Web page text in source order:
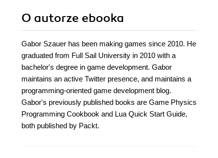
O autorze ebooka
Gabor Szauer has been making games since 2010. He
graduated from Full Sail University in 2010 with a
bachelor's degree in game development. Gabor
maintains an active Twitter presence, and maintains a
programming-oriented game development blog.
Gabor's previously published books are Game Physics
Programming Cookbook and Lua Quick Start Guide,
both published by Packt.